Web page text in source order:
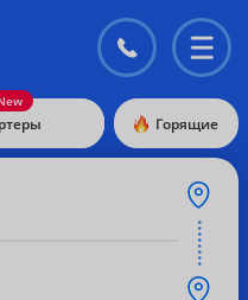
Контакты
меню
Горящие